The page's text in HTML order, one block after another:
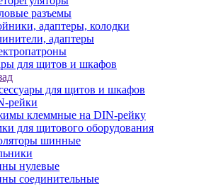
разъемы
адаптеры, колодки
адаптеры
для щитов и шкафов
для щитов и шкафов
рейки
клеммные на DIN-рейку
для щитового оборудования
шинные
нулевые
соединительные